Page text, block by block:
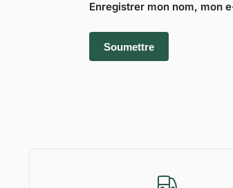
Enregistrer mon nom, mon